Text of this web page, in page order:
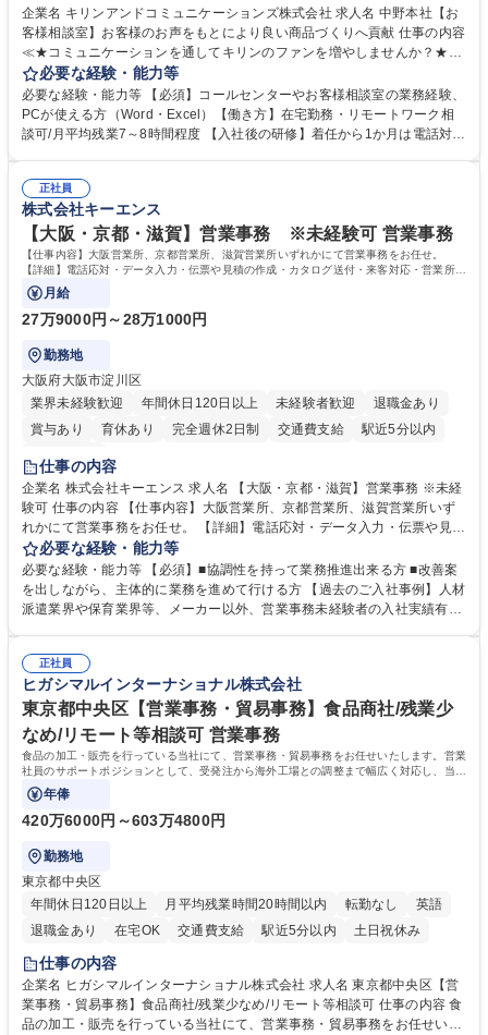
企業名 キリンアンドコミュニケーションズ株式会社 求人名 中野本社【お
客様相談室】お客様のお声をもとにより良い商品づくりへ貢献 仕事の内容
≪★コミュニケーションを通してキリンのファンを増やしませんか？★≫
お客様のお声をより良い商品づくりに活かしていく上で、窓口となるお客
様相談室でのお仕事です。 日々お客様からいただくキリングループへのご
意見を、企業活動に活かしています。お客様からの声に迅速かつ誠意をも
って対応、情報提供するとともにグループ内活動に反映しています。 【具
平均100件前後■メール・手紙：同上40件前後 募集職種 中野本社【お客様
相談室】お客様のお声をもとにより良い商品づくりへ貢献
必要な経験・能力等
必要な経験・能力等 【必須】コールセンターやお客様相談室の業務経験、
PCが使える方（Word・Excel）【働き方】在宅勤務・リモートワーク相
談可/月平均残業7～8時間程度 【入社後の研修】着任から1か月は電話対応
すのでご安心ください。 【当社について】キリングループの広報機能を担
う会社として、お客様との出会いを大切にし、磨き上げたホスピタリティ
を込めてコミュニケーションをとりながら広報関連業務を行っておりま
す。 学歴・資格 学歴：大学院 大学 高専 短大 専修学校 高校 語学力： 資
格：
正社員
株式会社キーエンス
【大阪・京都・滋賀】営業事務 ※未経験可 営業事務
【仕事内容】大阪営業所、京都営業所、滋賀営業所いずれかにて営業事務をお任せ。
【詳細】電話応対・データ入力・伝票や見積の作成・カタログ送付・来客対応・営業所内
で発生する事務業務や業務改善をお任せ。
月給
27万9000円～28万1000円
勤務地
大阪府大阪市淀川区
業界未経験歓迎
年間休日120日以上 未経験者歓迎
退職金あり
賞与あり
育休あり 完全週休2日制 交通費支給
駅近5分以内
土日祝休み
仕事の内容
企業名 株式会社キーエンス 求人名 【大阪・京都・滋賀】営業事務 ※未経
験可 仕事の内容 【仕事内容】大阪営業所、京都営業所、滋賀営業所いず
れかにて営業事務をお任せ。 【詳細】電話応対・データ入力・伝票や見積
の作成・カタログ送付・来客対応・営業所内で発生する事務業務や業務改
善をお任せ。 【教育制度】ご入社後、育成担当とペアになりながらOJTに
て業務を覚えていただくことが可能です。業務システムがきちんと構築さ
れているため、スムーズに仕事に慣れることができる環境です。また、
募集職種 【大阪・京都・滋賀】営業事務 ※未経験可
必要な経験・能力等
必要な経験・能力等 【必須】■協調性を持って業務推進出来る方 ■改善案
を出しながら、主体的に業務を進めて行ける方 【過去のご入社事例】人材
派遣業界や保育業界等、メーカー以外、営業事務未経験者の入社実績有
えて、お客様や社員の状況に合わせ、能動的なサポート、改善の動きも期
待され。組織を支えるスペシャリストとして、チームに貢献し、結果的に
社員から頼られる存在になることができます。平均19:30の退勤以降の業
務の持ち帰りも禁止されており、メリハリのある働き方となります。 学
歴・資格 学歴：大学院 大学 高専 短大 語学力： 資格：
正社員
ヒガシマルインターナショナル株式会社
東京都中央区【営業事務・貿易事務】食品商社/残業少
なめ/リモート等相談可 営業事務
食品の加工・販売を行っている当社にて、営業事務・貿易事務をお任せいたします。営業
社員のサポートポジションとして、受発注から海外工場との調整まで幅広く対応し、当社
事業の根幹を支えていただきます。
年俸
420万6000円～603万4800円
勤務地
東京都中央区
年間休日120日以上
月平均残業時間20時間以内 転勤なし
英語
退職金あり
在宅OK 交通費支給 駅近5分以内 土日祝休み
仕事の内容
企業名 ヒガシマルインターナショナル株式会社 求人名 東京都中央区【営
業事務・貿易事務】食品商社/残業少なめ/リモート等相談可 仕事の内容 食
品の加工・販売を行っている当社にて、営業事務・貿易事務をお任せいた